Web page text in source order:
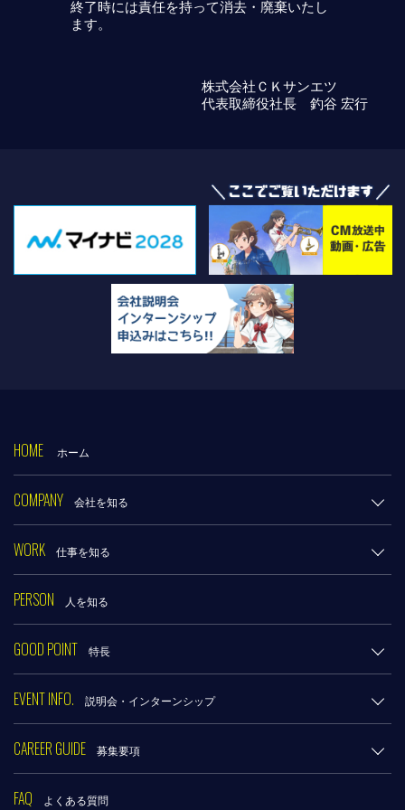
終了時には責任を持って消去・廃棄いたし
ます。
株式会社ＣＫサンエツ
代表取締役社長 釣谷 宏行
HOME ホーム
COMPANY 会社を知る
WORK 仕事を知る
PERSON 人を知る
GOOD POINT 特長
EVENT INFO. 説明会・インターンシップ
CAREER GUIDE 募集要項
FAQ よくある質問